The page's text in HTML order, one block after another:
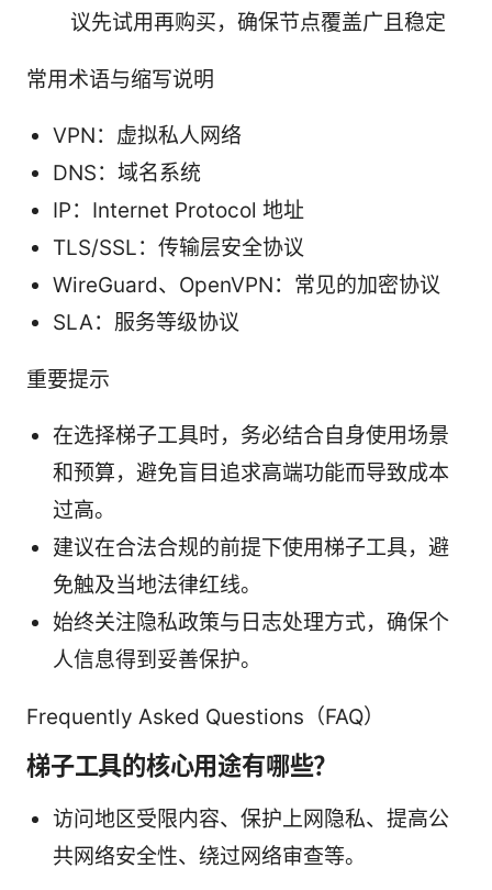
议先试用再购买，确保节点覆盖广且稳定
常用术语与缩写说明
VPN：虚拟私人网络
DNS：域名系统
IP：Internet Protocol 地址
TLS/SSL：传输层安全协议
WireGuard、OpenVPN：常见的加密协议
SLA：服务等级协议
重要提示
在选择梯子工具时，务必结合自身使用场景
和预算，避免盲目追求高端功能而导致成本
过高。
建议在合法合规的前提下使用梯子工具，避
免触及当地法律红线。
始终关注隐私政策与日志处理方式，确保个
人信息得到妥善保护。
Frequently Asked Questions（FAQ）
梯子工具的核心用途有哪些？
访问地区受限内容、保护上网隐私、提高公
共网络安全性、绕过网络审查等。